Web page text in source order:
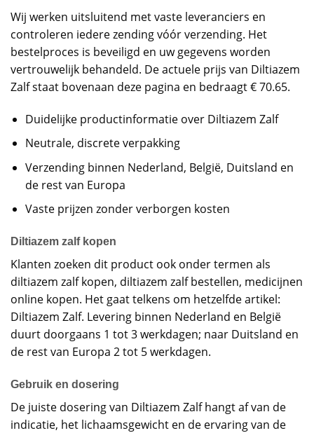
Wij werken uitsluitend met vaste leveranciers en
controleren iedere zending vóór verzending. Het
bestelproces is beveiligd en uw gegevens worden
vertrouwelijk behandeld. De actuele prijs van Diltiazem
Zalf staat bovenaan deze pagina en bedraagt € 70.65.
Duidelijke productinformatie over Diltiazem Zalf
Neutrale, discrete verpakking
Verzending binnen Nederland, België, Duitsland en
de rest van Europa
Vaste prijzen zonder verborgen kosten
Diltiazem zalf kopen
Klanten zoeken dit product ook onder termen als
diltiazem zalf kopen, diltiazem zalf bestellen, medicijnen
online kopen. Het gaat telkens om hetzelfde artikel:
Diltiazem Zalf. Levering binnen Nederland en België
duurt doorgaans 1 tot 3 werkdagen; naar Duitsland en
de rest van Europa 2 tot 5 werkdagen.
Gebruik en dosering
De juiste dosering van Diltiazem Zalf hangt af van de
indicatie, het lichaamsgewicht en de ervaring van de